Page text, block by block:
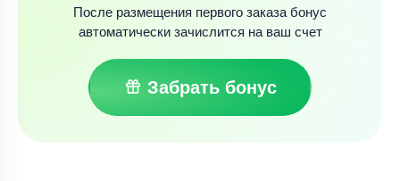
После размещения первого заказа бонус
автоматически зачислится на ваш счет
Забрать бонус